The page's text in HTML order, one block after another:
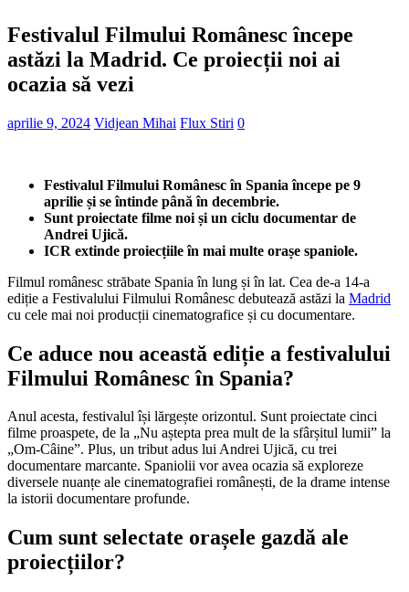
Festivalul Filmului Românesc începe
astăzi la Madrid. Ce proiecții noi ai
ocazia să vezi
aprilie 9, 2024 Vidjean Mihai Flux Stiri 0
Festivalul Filmului Românesc în Spania începe pe 9
aprilie și se întinde până în decembrie.
Sunt proiectate filme noi și un ciclu documentar de
Andrei Ujică.
ICR extinde proiecțiile în mai multe orașe spaniole.
Filmul românesc străbate Spania în lung și în lat. Cea de-a 14-a
ediție a Festivalului Filmului Românesc debutează astăzi la Madrid
cu cele mai noi producții cinematografice și cu documentare.
Ce aduce nou această ediție a festivalului
Filmului Românesc în Spania?
Anul acesta, festivalul își lărgește orizontul. Sunt proiectate cinci
filme proaspete, de la „Nu aștepta prea mult de la sfârșitul lumii” la
„Om-Câine”. Plus, un tribut adus lui Andrei Ujică, cu trei
documentare marcante. Spaniolii vor avea ocazia să exploreze
diversele nuanțe ale cinematografiei românești, de la drame intense
la istorii documentare profunde.
Cum sunt selectate orașele gazdă ale
proiecțiilor?